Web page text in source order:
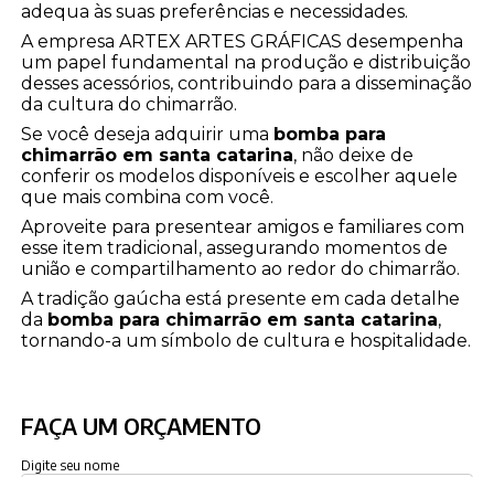
adequa às suas preferências e necessidades.
A empresa ARTEX ARTES GRÁFICAS desempenha
um papel fundamental na produção e distribuição
desses acessórios, contribuindo para a disseminação
da cultura do chimarrão.
Se você deseja adquirir uma bomba para
chimarrão em santa catarina, não deixe de
conferir os modelos disponíveis e escolher aquele
que mais combina com você.
Aproveite para presentear amigos e familiares com
esse item tradicional, assegurando momentos de
união e compartilhamento ao redor do chimarrão.
A tradição gaúcha está presente em cada detalhe
da bomba para chimarrão em santa catarina,
tornando-a um símbolo de cultura e hospitalidade.
FAÇA UM ORÇAMENTO
Digite seu nome